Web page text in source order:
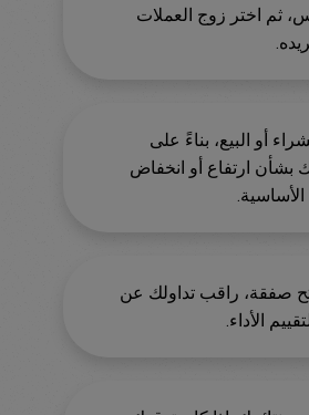
ثم اختر زوج العملات
أو البيع، بناءً على
بشأن ارتفاع أو انخفاض
الأساسية.
صفقة، راقب تداولك عن
الأداء.